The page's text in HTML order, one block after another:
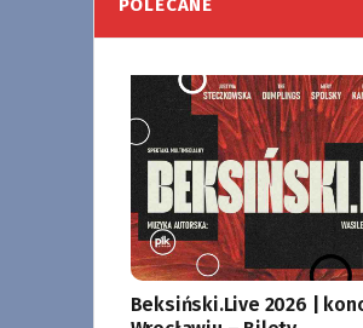
POLECANE
Beksiński.Live 2026 |